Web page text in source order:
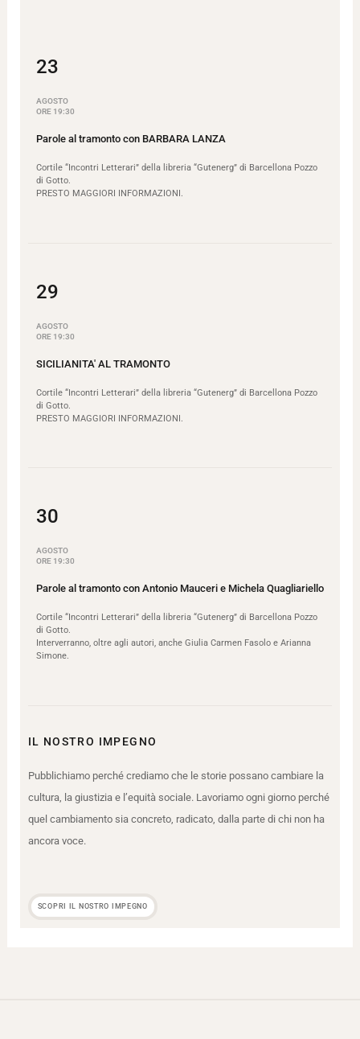
23
AGOSTO
ORE 19:30
Parole al tramonto con BARBARA LANZA
Cortile “Incontri Letterari” della libreria “Gutenerg” di Barcellona Pozzo
di Gotto.
PRESTO MAGGIORI INFORMAZIONI.
29
AGOSTO
ORE 19:30
SICILIANITA' AL TRAMONTO
Cortile “Incontri Letterari” della libreria “Gutenerg” di Barcellona Pozzo
di Gotto.
PRESTO MAGGIORI INFORMAZIONI.
30
AGOSTO
ORE 19:30
Parole al tramonto con Antonio Mauceri e Michela Quagliariello
Cortile “Incontri Letterari” della libreria “Gutenerg” di Barcellona Pozzo
di Gotto.
Interverranno, oltre agli autori, anche Giulia Carmen Fasolo e Arianna
Simone.
IL NOSTRO IMPEGNO
Pubblichiamo perché crediamo che le storie possano cambiare la
cultura, la giustizia e l’equità sociale. Lavoriamo ogni giorno perché
quel cambiamento sia concreto, radicato, dalla parte di chi non ha
ancora voce.
SCOPRI IL NOSTRO IMPEGNO